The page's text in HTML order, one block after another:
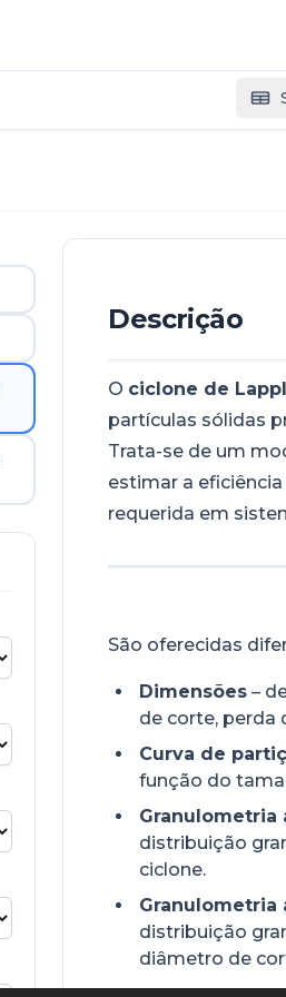
Descrição
O ciclone de
partículas sólidas
Trata-se de um
estimar a
requerida em
São oferecidas
Dimensões –
de corte, perda
Curva de
função do
distribuição
ciclone.
distribuição
diâmetro de